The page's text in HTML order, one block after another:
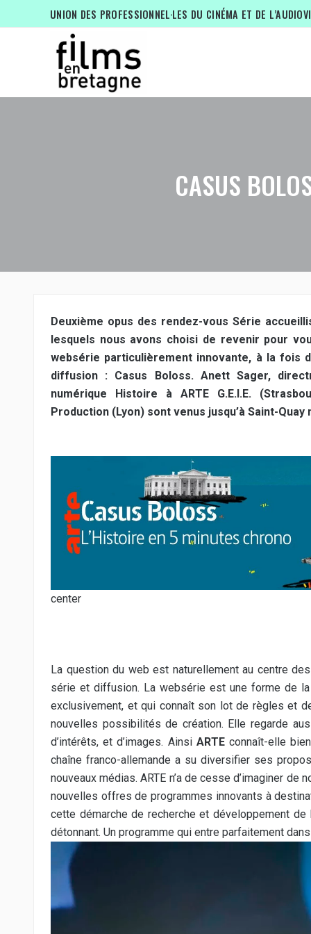
UNION DES PROFESSIONNEL·LES DU CINÉMA ET DE
CASUS
Deuxième opus des rendez-vous Série
lesquels nous avons choisi de revenir pour
websérie particulièrement innovante, à la fois
diffusion : Casus Boloss. Anett Sager,
numérique Histoire à ARTE G.E.I.E.
Production (Lyon) sont venus jusqu’à Saint-
center
La question du web est naturellement au centre
série et diffusion. La websérie est une forme de
exclusivement, et qui connaît son lot de règles et
nouvelles possibilités de création. Elle regarde
d’intérêts, et d’images. Ainsi ARTEconnaît-elle
chaîne franco-allemande a su diversifier ses
nouveaux médias. ARTE n’a de cesse d’imaginer
nouvelles offres de programmes innovants à
cette démarche de recherche et développement
détonnant. Un programme qui entre parfaitement